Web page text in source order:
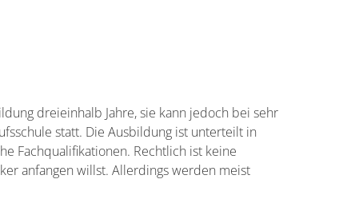
dreieinhalb Jahre, sie kann jedoch bei sehr
statt. Die Ausbildung ist unterteilt in
Fachqualifikationen. Rechtlich ist keine
anfangen willst. Allerdings werden meist